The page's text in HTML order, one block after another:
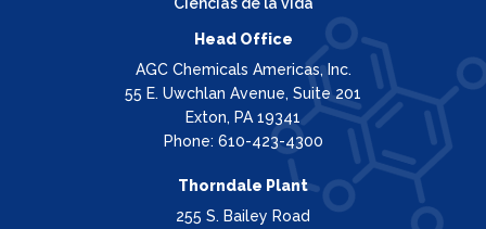
Head Office
AGC Chemicals Americas, Inc.
55 E. Uwchlan Avenue, Suite 201
Exton, PA 19341
Phone: 610-423-4300
Thorndale Plant
255 S. Bailey Road